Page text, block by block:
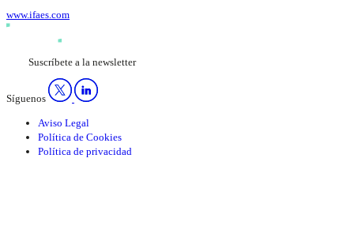
www.ifaes.com
Suscríbete a la newsletter
Síguenos
Aviso Legal
Política de Cookies
Política de privacidad